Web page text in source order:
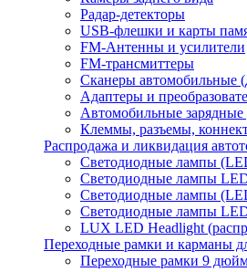
Радар-детекторы
USB-флешки и карты
FM-Антенны и усилители
FM-трансмиттеры
Сканеры автомобильные
Адаптеры и
Автомобильные
Клеммы, разъемы,
Распродажа и ликвидация
Светодиодные лампы
Светодиодные лампы
Светодиодные лампы
Светодиодные лампы
LUX LED Headlight
Переходные рамки и карманы
Переходные рамки 9